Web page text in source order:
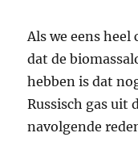
Als we eens
dat de
hebben is dat
Russisch gas uit
navolgende